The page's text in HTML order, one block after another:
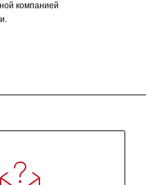
компанией